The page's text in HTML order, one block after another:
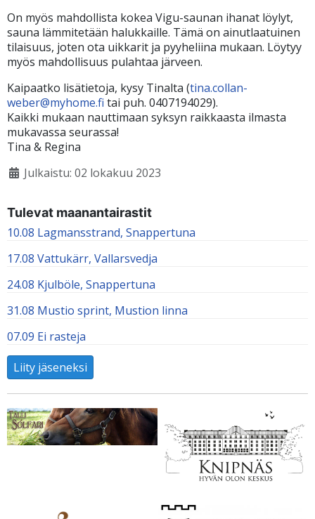
On myös mahdollista kokea Vigu-saunan ihanat löylyt,
sauna lämmitetään halukkaille. Tämä on ainutlaatuinen
tilaisuus, joten ota uikkarit ja pyyheliina mukaan. Löytyy
myös mahdollisuus pulahtaa järveen.
Kaipaatko lisätietoja, kysy Tinalta (tina.collan-
weber@myhome.fi tai puh. 0407194029).
Kaikki mukaan nauttimaan syksyn raikkaasta ilmasta
mukavassa seurassa!
Tina & Regina
Julkaistu: 02 lokakuu 2023
Tulevat maanantairastit
10.08 Lagmansstrand, Snappertuna
17.08 Vattukärr, Vallarsvedja
24.08 Kjulböle, Snappertuna
31.08 Mustio sprint, Mustion linna
07.09 Ei rasteja
Liity jäseneksi